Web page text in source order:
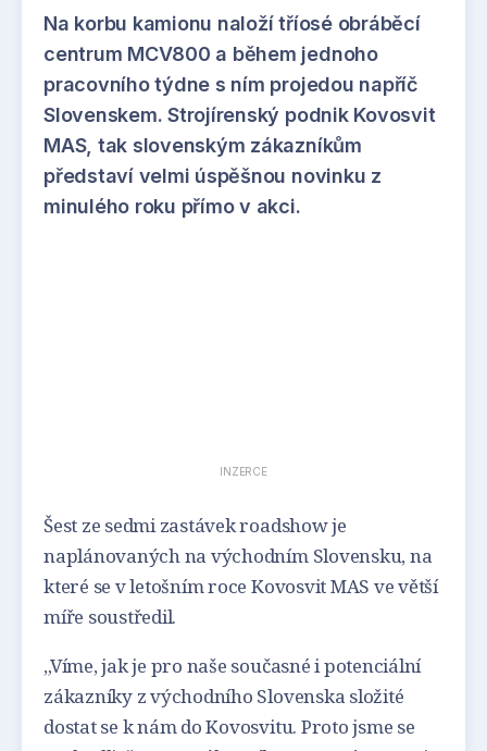
Na korbu kamionu naloží tříosé obráběcí
centrum MCV800 a během jednoho
pracovního týdne s ním projedou napříč
Slovenskem. Strojírenský podnik Kovosvit
MAS, tak slovenským zákazníkům
představí velmi úspěšnou novinku z
minulého roku přímo v akci.
INZERCE
Šest ze sedmi zastávek roadshow je
naplánovaných na východním Slovensku, na
které se v letošním roce Kovosvit MAS ve větší
míře soustředil.
„Víme, jak je pro naše současné i potenciální
zákazníky z východního Slovenska složité
dostat se k nám do Kovosvitu. Proto jsme se